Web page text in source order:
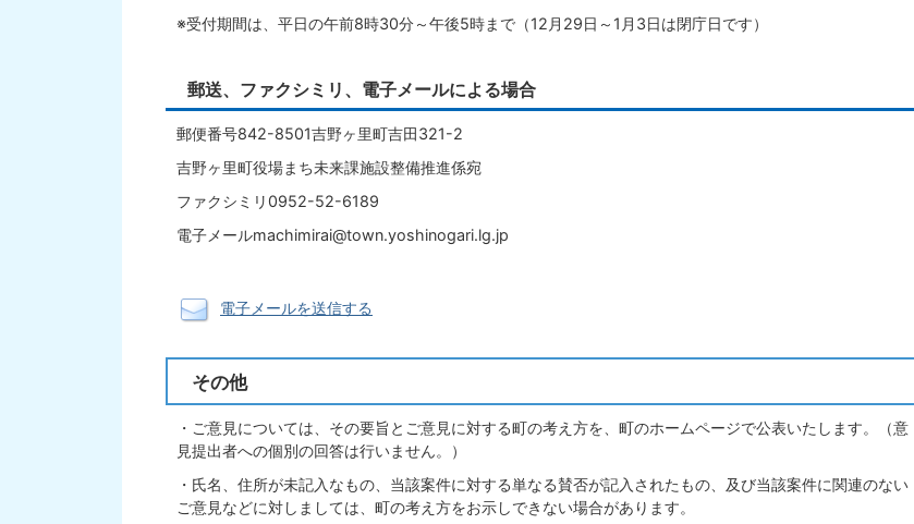
※受付期間は、平日の午前8時30分～午後5時まで（12月29日～1月3日は閉庁日です）
郵送、ファクシミリ、電子メールによる場合
郵便番号842-8501吉野ヶ里町吉田321-2
吉野ヶ里町役場まち未来課施設整備推進係宛
ファクシミリ0952-52-6189
電子メールmachimirai@town.yoshinogari.lg.jp
電子メールを送信する
その他
・ご意見については、その要旨とご意見に対する町の考え方を、町のホームページで公表いたします。（意
見提出者への個別の回答は行いません。）
・氏名、住所が未記入なもの、当該案件に対する単なる賛否が記入されたもの、及び当該案件に関連のない
ご意見などに対しましては、町の考え方をお示しできない場合があります。